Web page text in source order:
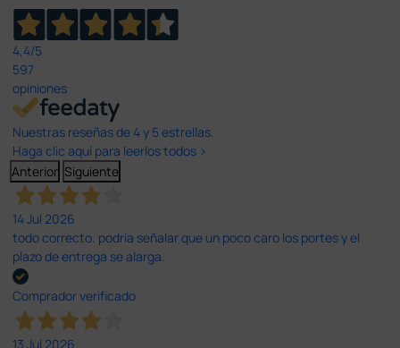
4,4/5
597
opiniones
Nuestras reseñas de 4 y 5 estrellas.
Haga clic aquí para leerlos todos >
Anterior Siguiente
14 Jul 2026
todo correcto. podria señalar que un poco caro los portes y el
plazo de entrega se alarga.
Comprador verificado
13 Jul 2026